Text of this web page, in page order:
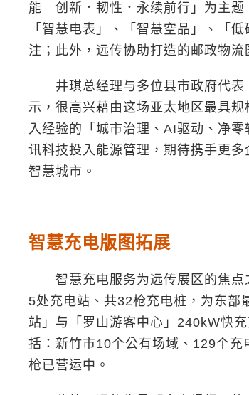
能 创新．韧性．永续前行」为主题
「智慧电表」、「智慧空品」、「
注；此外，远传协助打造的邮政物
井琪总经理与多位县市政府代表
示，很高兴藉由这场亚太地区最具
入经验的「城市治理、AI驱动、净
讯科技投入能源管理，期待携手更
智慧城市。
智慧充电版图拓展
智慧充电服务为远传展区的焦点
5处充电站、共32枪充电桩，为东部
站」与「罗山游客中心」240kW快
括：新竹市10个公有场域、129个
枪已营运中。